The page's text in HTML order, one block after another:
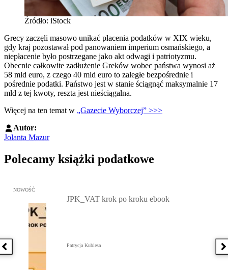
Źródło: iStock
Grecy zaczęli masowo unikać płacenia podatków w XIX wieku,
gdy kraj pozostawał pod panowaniem imperium osmańskiego, a
niepłacenie było postrzegane jako akt odwagi i patriotyzmu.
Obecnie całkowite zadłużenie Greków wobec państwa wynosi aż
58 mld euro, z czego 40 mld euro to zaległe bezpośrednie i
pośrednie podatki. Państwo jest w stanie ściągnąć maksymalnie 17
mld z tej kwoty, reszta jest nieściągalna.
Więcej na ten temat w „Gazecie Wyborczej” >>>
Autor:
Jolanta Mazur
Polecamy książki podatkowe
Poprzednia książka
Przejdź do: JPK_VAT krok po kroku ebook, Patrycja Kubiesa -
NOWOŚĆ
JPK_VAT krok po kroku ebook
Patrycja Kubiesa